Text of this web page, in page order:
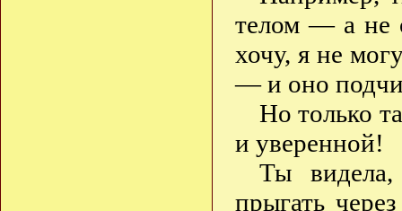
телом — а не
хочу, я не
— и оно
Но только
и уверенной!
Ты
прыгать